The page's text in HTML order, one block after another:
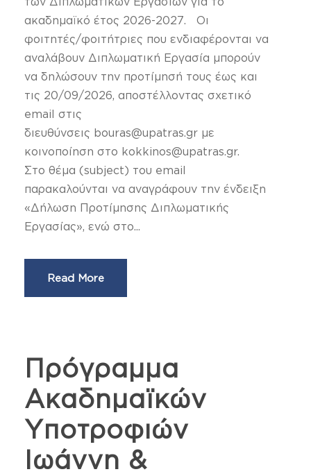
ακαδημαϊκό έτος 2026-2027. Οι
φοιτητές/φοιτήτριες που ενδιαφέρονται να
αναλάβουν Διπλωματική Εργασία μπορούν
να δηλώσουν την προτίμησή τους έως και
τις 20/09/2026, αποστέλλοντας σχετικό
email στις
διευθύνσεις bouras@upatras.gr με
κοινοποίηση στο kokkinos@upatras.gr.
Στο θέμα (subject) του email
παρακαλούνται να αναγράφουν την ένδειξη
«Δήλωση Προτίμησης Διπλωματικής
Εργασίας», ενώ στο...
Read More
Πρόγραμμα
Ακαδημαϊκών
Υποτροφιών
Ιωάννη &